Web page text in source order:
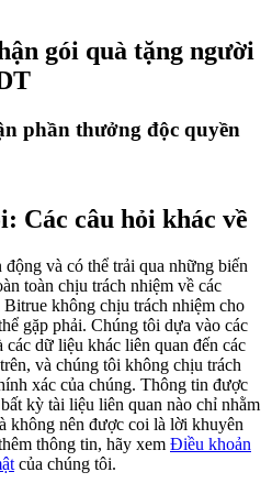
dịch hàng đầu
gói quà tặng người
phần thưởng độc quyền
Các câu hỏi khác về
và có thể trải qua những biến
toàn chịu trách nhiệm về các
không chịu trách nhiệm cho
gặp phải. Chúng tôi dựa vào các
dữ liệu khác liên quan đến các
và chúng tôi không chịu trách
xác của chúng. Thông tin được
kỳ tài liệu liên quan nào chỉ nhằm
không nên được coi là lời khuyên
thông tin, hãy xem Điều khoản
của chúng tôi.